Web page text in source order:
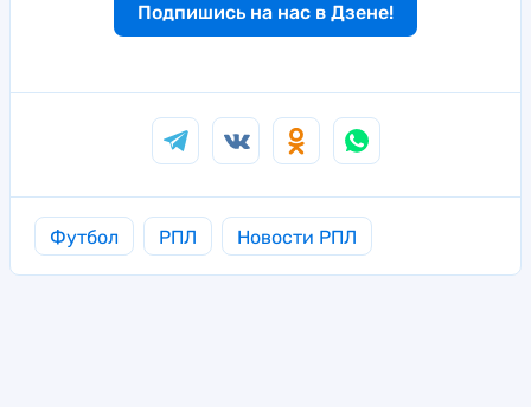
Подпишись на нас в Дзене!
Футбол РПЛ Новости РПЛ